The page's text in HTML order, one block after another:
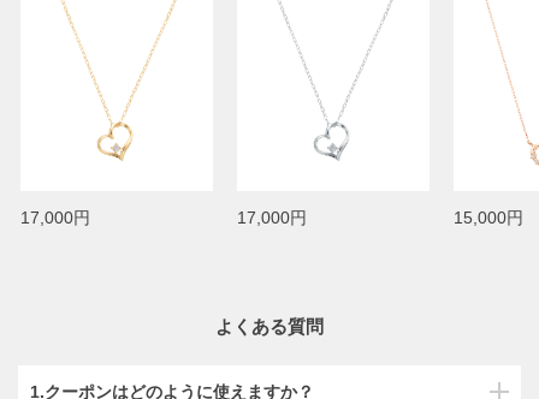
17,000円 17,000円 15,000円
よくある質問
1.クーポンはどのように使えますか？